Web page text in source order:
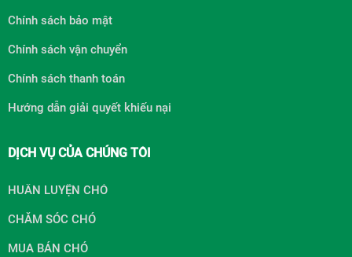
Chính sách bảo mật
Chính sách vận chuyển
Chính sách thanh toán
Hướng dẫn giải quyết khiếu nại
DỊCH VỤ CỦA CHÚNG TÔI
HUẤN LUYỆN CHÓ
CHĂM SÓC CHÓ
MUA BÁN CHÓ